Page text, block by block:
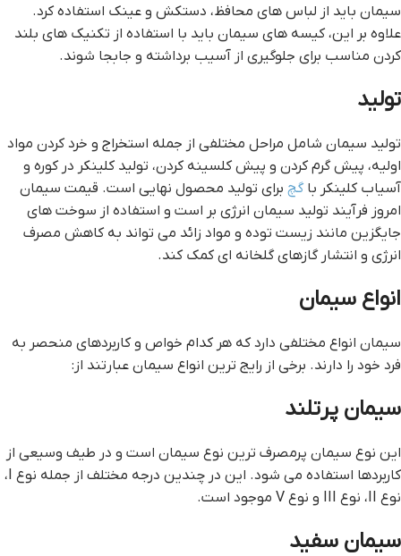
سیمان باید از لباس های محافظ، دستکش و عینک استفاده کرد.
علاوه بر این، کیسه های سیمان باید با استفاده از تکنیک های بلند
کردن مناسب برای جلوگیری از آسیب برداشته و جابجا شوند.
تولید
تولید سیمان شامل مراحل مختلفی از جمله استخراج و خرد کردن مواد
اولیه، پیش گرم کردن و پیش کلسینه کردن، تولید کلینکر در کوره و
آسیاب کلینکر باگچ برای تولید محصول نهایی است. قیمت سیمان
امروز فرآیند تولید سیمان انرژی بر است و استفاده از سوخت های
جایگزین مانند زیست توده و مواد زائد می تواند به کاهش مصرف
انرژی و انتشار گازهای گلخانه ای کمک کند.
انواع سیمان
سیمان انواع مختلفی دارد که هر کدام خواص و کاربردهای منحصر به
فرد خود را دارند. برخی از رایج ترین انواع سیمان عبارتند از:
سیمان پرتلند
این نوع سیمان پرمصرف ترین نوع سیمان است و در طیف وسیعی از
کاربردها استفاده می شود. این در چندین درجه مختلف از جمله نوع I،
نوع II، نوع III و نوع V موجود است.
سیمان سفید